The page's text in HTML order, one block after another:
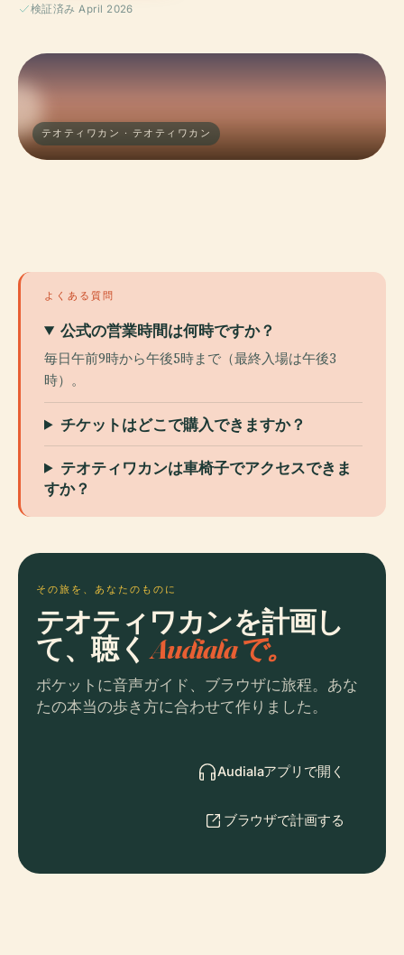
検証済み April 2026
テオティワカン · テオティワカン
よくある質問
公式の営業時間は何時ですか？
毎日午前9時から午後5時まで（最終入場は午後3
時）。
チケットはどこで購入できますか？
テオティワカンは車椅子でアクセスできま
すか？
その旅を、あなたのものに
テオティワカンを計画し
て、聴くAudialaで。
ポケットに音声ガイド、ブラウザに旅程。あな
たの本当の歩き方に合わせて作りました。
Audialaアプリで開く
ブラウザで計画する